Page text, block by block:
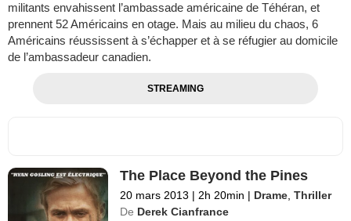
militants envahissent l’ambassade américaine de Téhéran, et
prennent 52 Américains en otage. Mais au milieu du chaos, 6
Américains réussissent à s’échapper et à se réfugier au domicile
de l’ambassadeur canadien.
STREAMING
The Place Beyond the Pines
20 mars 2013 | 2h 20min | Drame ,Thriller
De Derek Cianfrance